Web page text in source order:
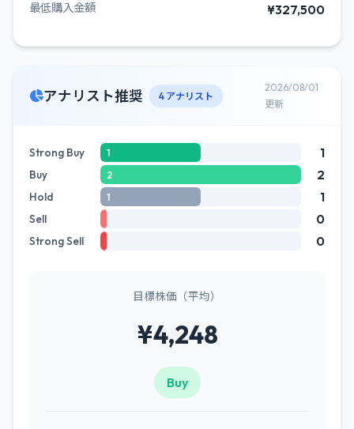
最低購入金額 ¥327,500
アナリスト推奨 4 アナリスト
2026/08/01
更新
Strong Buy 1 1
Buy 2 2
Hold 1 1
Sell 0
Strong Sell 0
目標株価（平均）
¥4,248
Buy